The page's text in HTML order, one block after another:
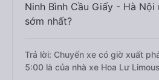
Ninh Bình Cầu Giấy - Hà Nội
sớm nhất?
Trả lời: Chuyến xe có giờ xuất
5:00 là của nhà xe Hoa Lư